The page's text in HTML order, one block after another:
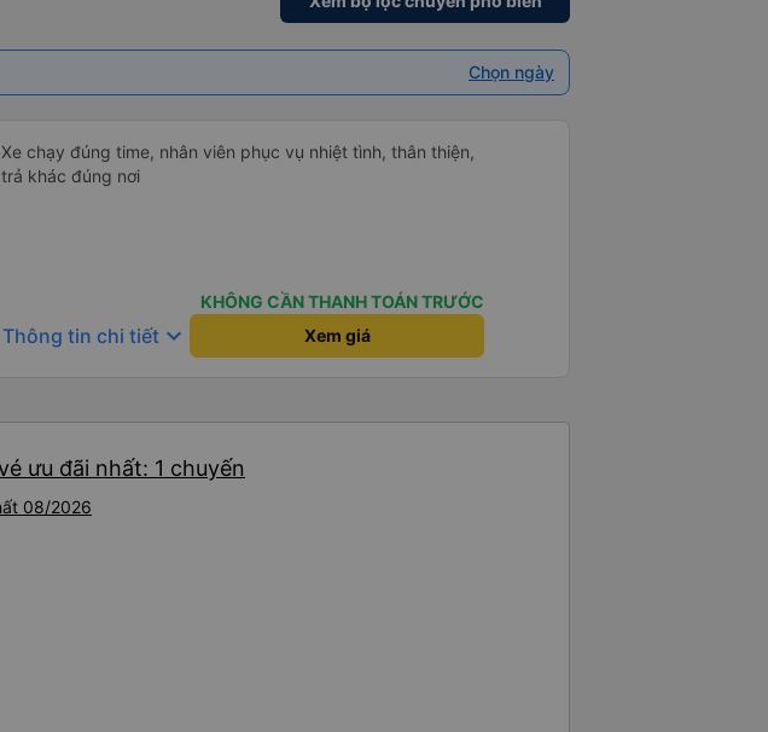
Chọn ngày
Xe chạy đúng time, nhân viên phục vụ nhiệt tình, thân thiện,
trả khác đúng nơi
KHÔNG CẦN THANH TOÁN TRƯỚC
Thông tin chi tiết keyboard_arrow_down Xem giá
ưu đãi nhất: 1 chuyến
08/2026